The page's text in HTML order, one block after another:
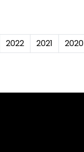
2022 2021 2020